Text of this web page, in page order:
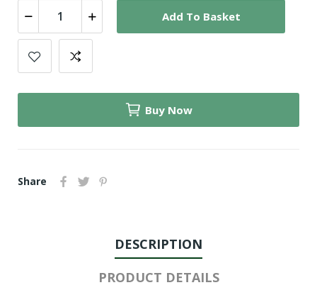
Add To Basket
Buy Now
Share
DESCRIPTION
PRODUCT DETAILS